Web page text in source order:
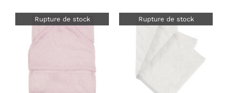
Rupture de stock Rupture de stock